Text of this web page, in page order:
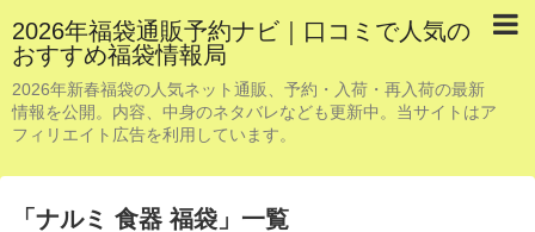
2026年福袋通販予約ナビ｜口コミで人気の
おすすめ福袋情報局
2026年新春福袋の人気ネット通販、予約・入荷・再入荷の最新
情報を公開。内容、中身のネタバレなども更新中。当サイトはア
フィリエイト広告を利用しています。
「 ナルミ 食器 福袋 」 一覧